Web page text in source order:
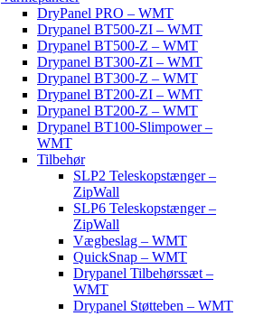
DryPanel PRO – WMT
Drypanel BT500-ZI – WMT
Drypanel BT500-Z – WMT
Drypanel BT300-ZI – WMT
Drypanel BT300-Z – WMT
Drypanel BT200-ZI – WMT
Drypanel BT200-Z – WMT
Drypanel BT100-Slimpower –
WMT
Tilbehør
SLP2 Teleskopstænger –
ZipWall
SLP6 Teleskopstænger –
ZipWall
Vægbeslag – WMT
QuickSnap – WMT
Drypanel Tilbehørssæt –
WMT
Drypanel Støtteben – WMT